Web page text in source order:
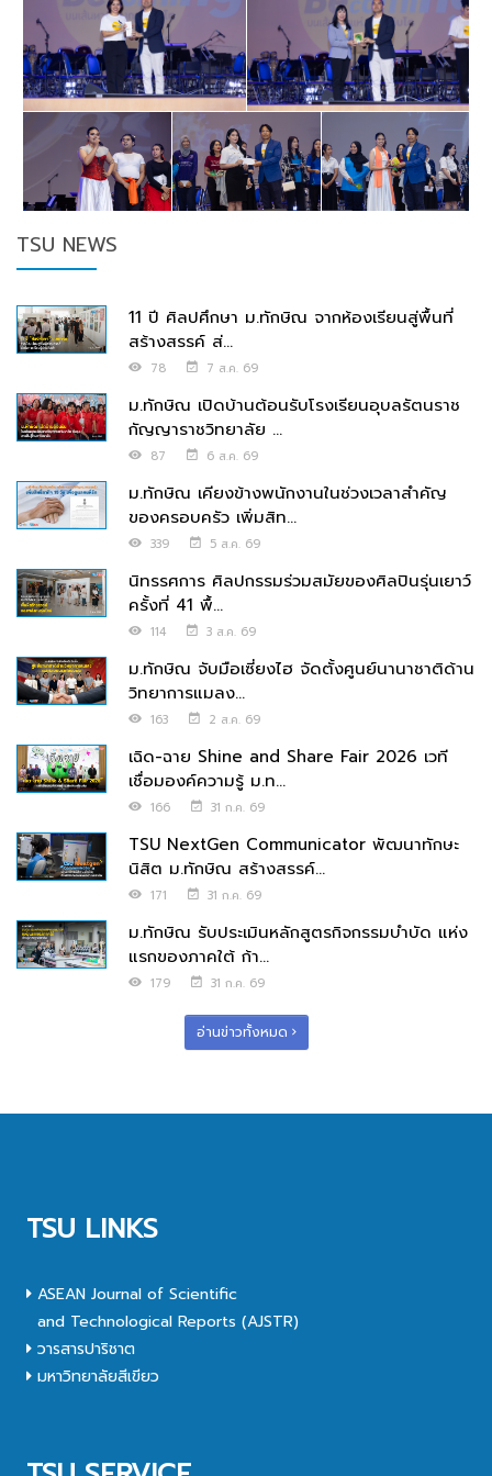
TSU NEWS
11 ปี ศิลปศึกษา ม.ทักษิณ จากห้องเรียนสู่พื้นที่
สร้างสรรค์ ส่...
78 7 ส.ค. 69
ม.ทักษิณ เปิดบ้านต้อนรับโรงเรียนอุบลรัตนราช
กัญญาราชวิทยาลัย ...
87 6 ส.ค. 69
ม.ทักษิณ เคียงข้างพนักงานในช่วงเวลาสำคัญ
ของครอบครัว เพิ่มสิท...
339 5 ส.ค. 69
นิทรรศการ ศิลปกรรมร่วมสมัยของศิลปินรุ่นเยาว์
ครั้งที่ 41 พื้...
114 3 ส.ค. 69
ม.ทักษิณ จับมือเซี่ยงไฮ จัดตั้งศูนย์นานาชาติด้าน
วิทยาการแมลง...
163 2 ส.ค. 69
เฉิด-ฉาย Shine and Share Fair 2026 เวที
เชื่อมองค์ความรู้ ม.ท...
166 31 ก.ค. 69
TSU NextGen Communicator พัฒนาทักษะ
นิสิต ม.ทักษิณ สร้างสรรค์...
171 31 ก.ค. 69
ม.ทักษิณ รับประเมินหลักสูตรกิจกรรมบำบัด แห่ง
แรกของภาคใต้ ก้า...
179 31 ก.ค. 69
อ่านข่าวทั้งหมด
TSU LINKS
ASEAN Journal of Scientific
and Technological Reports (AJSTR)
วารสารปาริชาต
มหาวิทยาลัยสีเขียว